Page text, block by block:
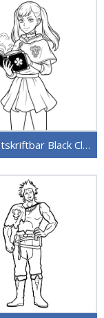
Gratis utskriftbar Black Clover